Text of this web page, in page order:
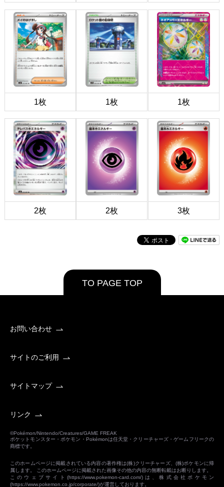
1枚 1枚 1枚
2枚 2枚 3枚
TO PAGE TOP
お問い合わせ
サイトのご利用
サイトマップ
リンク
©Pokémon/Nintendo/Creatures/GAME FREAK
ポケットモンスター・ポケモン・Pokémonは任天堂・クリーチャーズ・ゲームフリークの
商標です。
このホームページに掲載されている内容の著作権は(株)クリーチャーズ、(株)ポケモンに帰
属します。 このホームページに掲載された画像その他の内容の無断転載はお断りします。
このウェブサイト(https://www.pokemon-card.com/)は、株式会社ポケモン
(https://www.pokemon.co.jp/corporate/)が運営しております。